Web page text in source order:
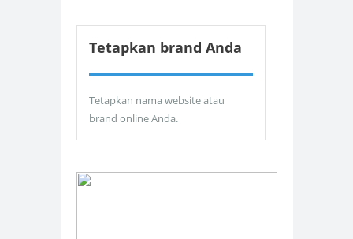
Tetapkan brand Anda
Tetapkan nama website atau
brand online Anda.